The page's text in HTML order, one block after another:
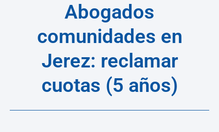
Abogados
comunidades en
Jerez: reclamar
cuotas (5 años)